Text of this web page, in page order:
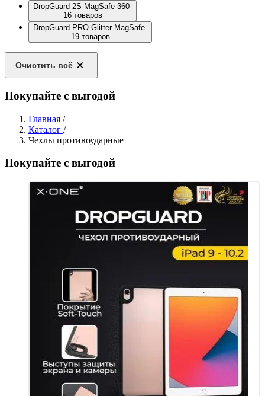
DropGuard 2S MagSafe 360
16 товаров
DropGuard PRO Glitter MagSafe
19 товаров
Очистить всё
Покупайте с выгодой
Главная /
Каталог /
Чехлы противоударные
Покупайте с выгодой